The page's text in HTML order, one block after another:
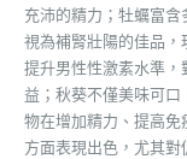
充沛的精力；牡蠣富
視為補腎壯陽的佳品，
提升男性性激素水準
益；秋葵不僅美味可
物在增加精力、提高
方面表現出色，尤其